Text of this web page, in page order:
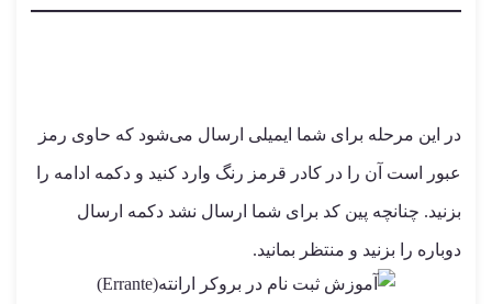
در این مرحله برای شما ایمیلی ارسال می‌شود که حاوی رمز
عبور است آن را در کادر قرمز رنگ وارد کنید و دکمه ادامه را
بزنید. چنانچه پین کد برای شما ارسال نشد دکمه ارسال
دوباره را بزنید و منتظر بمانید.